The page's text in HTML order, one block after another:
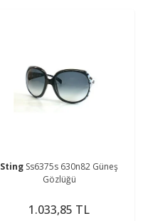
Sting Ss6375s 630n82 Güneş
Gözlüğü
1.033,85 TL